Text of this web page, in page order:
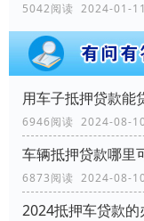
5042阅读 2024-01-
用车子抵押贷款能
6946阅读 2024-08-
车辆抵押贷款哪里
6873阅读 2024-08-
2024抵押车贷款的